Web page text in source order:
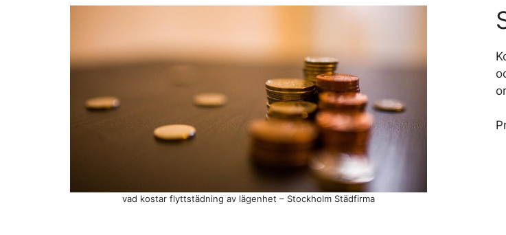
vad kostar flyttstädning av lägenhet – Stockholm Städfirma